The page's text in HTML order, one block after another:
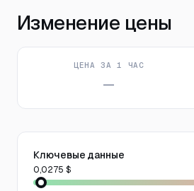
Изменение цены
ЦЕНА ЗА 1 ЧАС
—
Ключевые данные
0,0275 $